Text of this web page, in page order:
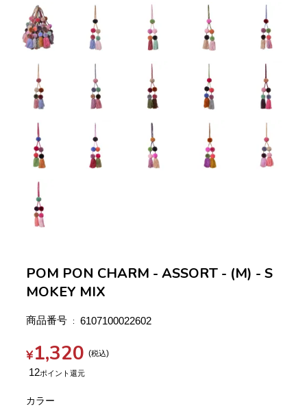
POM PON CHARM - ASSORT - (M) - S
MOKEY MIX
商品番号 6107100022602
¥1,320 税込
12
カラー